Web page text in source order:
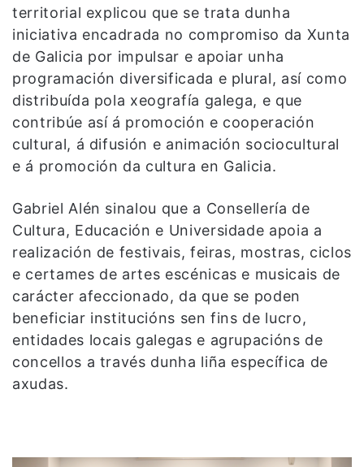
territorial explicou que se trata dunha
iniciativa encadrada no compromiso da Xunta
de Galicia por impulsar e apoiar unha
programación diversificada e plural, así como
distribuída pola xeografía galega, e que
contribúe así á promoción e cooperación
cultural, á difusión e animación sociocultural
e á promoción da cultura en Galicia.
Gabriel Alén sinalou que a Consellería de
Cultura, Educación e Universidade apoia a
realización de festivais, feiras, mostras, ciclos
e certames de artes escénicas e musicais de
carácter afeccionado, da que se poden
beneficiar institucións sen fins de lucro,
entidades locais galegas e agrupacións de
concellos a través dunha liña específica de
axudas.